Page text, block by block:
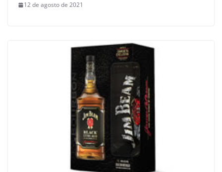
12 de agosto de 2021